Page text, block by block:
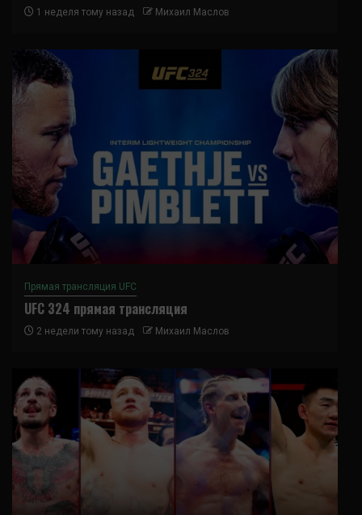
1 неделя тому назад Михаил Маслов
Прямая трансляция UFC
UFC 324 прямая трансляция
2 недели тому назад Михаил Маслов